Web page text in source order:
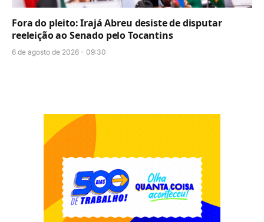
Fora do pleito: Irajá Abreu desiste de disputar
reeleição ao Senado pelo Tocantins
6 de agosto de 2026 - 09:30